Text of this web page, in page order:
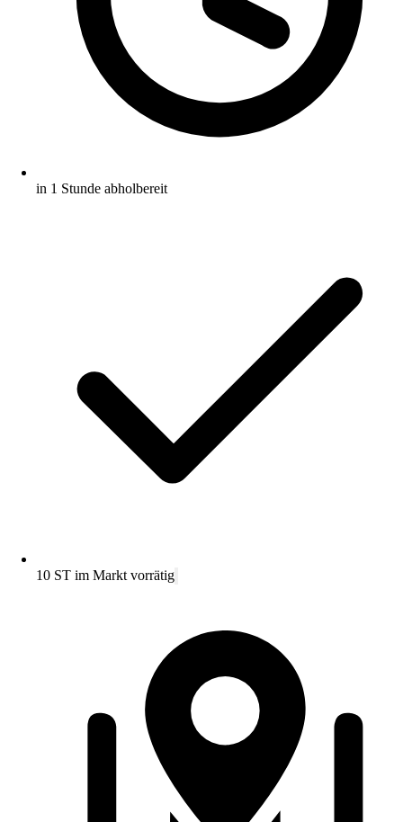
in 1 Stunde abholbereit
10 ST im Markt vorrätig